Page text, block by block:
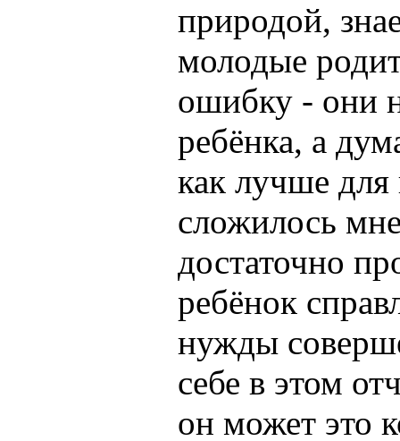
природой,
молодые
ошибку - они
ребёнка, а
как лучше
сложилось
достаточно
ребёнок
нужды
себе в этом
он может это